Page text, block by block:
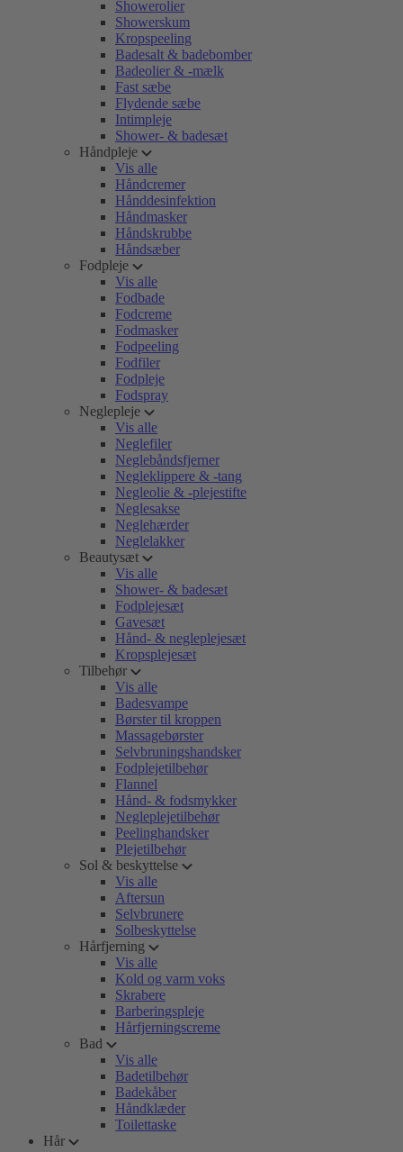
Showerolier
Showerskum
Kropspeeling
Badesalt & badebomber
Badeolier & -mælk
Fast sæbe
Flydende sæbe
Intimpleje
Shower- & badesæt
Håndpleje
Vis alle
Håndcremer
Hånddesinfektion
Håndmasker
Håndskrubbe
Håndsæber
Fodpleje
Vis alle
Fodbade
Fodcreme
Fodmasker
Fodpeeling
Fodfiler
Fodpleje
Fodspray
Neglepleje
Vis alle
Neglefiler
Neglebåndsfjerner
Negleklippere & -tang
Negleolie & -plejestifte
Neglesakse
Neglehærder
Neglelakker
Beautysæt
Vis alle
Shower- & badesæt
Fodplejesæt
Gavesæt
Hånd- & negleplejesæt
Kropsplejesæt
Tilbehør
Vis alle
Badesvampe
Børster til kroppen
Massagebørster
Selvbruningshandsker
Fodplejetilbehør
Flannel
Hånd- & fodsmykker
Negleplejetilbehør
Peelinghandsker
Plejetilbehør
Sol & beskyttelse
Vis alle
Aftersun
Selvbrunere
Solbeskyttelse
Hårfjerning
Vis alle
Kold og varm voks
Skrabere
Barberingspleje
Hårfjerningscreme
Bad
Vis alle
Badetilbehør
Badekåber
Håndklæder
Toilettaske
Hår